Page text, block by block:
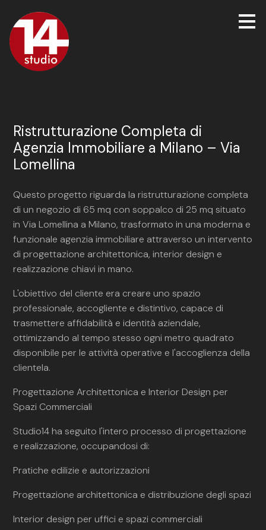
Passa
ai
contenuti
principali
Ristrutturazione Completa di
Agenzia Immobiliare a Milano – Via
Lomellina
Questo progetto riguarda la ristrutturazione completa
di un negozio di 65 mq con soppalco di 25 mq situato
in Via Lomellina a Milano, trasformato in una moderna e
funzionale agenzia immobiliare attraverso un intervento
di progettazione architettonica, interior design e
realizzazione chiavi in mano.
L'obiettivo del cliente era creare uno spazio
professionale, accogliente e distintivo, capace di
trasmettere affidabilità e identità aziendale,
ottimizzando al tempo stesso ogni metro quadrato
disponibile per le attività operative e l'accoglienza della
clientela.
Progettazione Architettonica e Interior Design per
Spazi Commerciali
Studio14 ha seguito l'intero processo di progettazione
e realizzazione, occupandosi di:
Pratiche edilizie e autorizzazioni
Progettazione architettonica e distribuzione degli spazi
Interior design per uffici e spazi commerciali